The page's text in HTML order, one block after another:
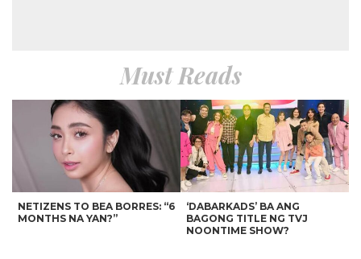
Must Reads
NETIZENS TO BEA BORRES: “6
MONTHS NA YAN?”
‘DABARKADS’ BA ANG
BAGONG TITLE NG TVJ
NOONTIME SHOW?